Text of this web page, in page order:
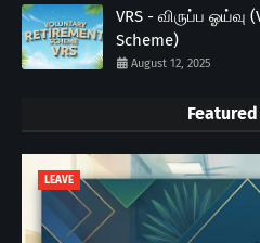
VRS - விருப்ப
Scheme)
August 12, 2025
LEAVE